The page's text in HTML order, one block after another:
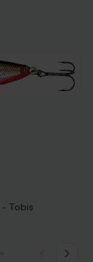
Tobis